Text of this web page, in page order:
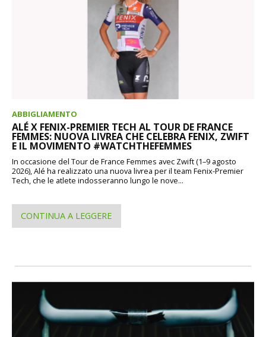
ABBIGLIAMENTO
ALÉ X FENIX-PREMIER TECH AL TOUR DE FRANCE
FEMMES: NUOVA LIVREA CHE CELEBRA FENIX, ZWIFT
E IL MOVIMENTO #WATCHTHEFEMMES
In occasione del Tour de France Femmes avec Zwift (1–9 agosto
2026), Alé ha realizzato una nuova livrea per il team Fenix-Premier
Tech, che le atlete indosseranno lungo le nove...
CONTINUA A LEGGERE